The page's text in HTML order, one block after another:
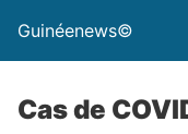
Guinéenews©
Cas de